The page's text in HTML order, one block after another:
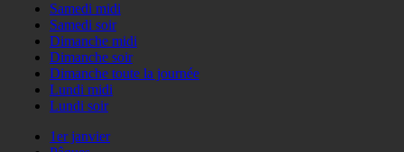
Samedi midi
Samedi soir
Dimanche midi
Dimanche soir
Dimanche toute la journée
Lundi midi
Lundi soir
1er janvier